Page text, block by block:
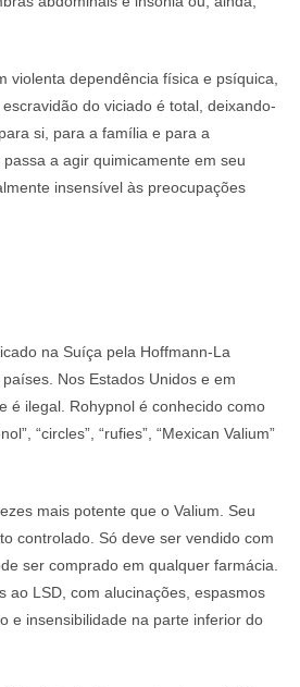
violenta dependência física e psíquica,
do viciado é total, deixando-
si, para a família e para a
a agir quimicamente em seu
insensível às preocupações
na Suíça pela Hoffmann-La
Nos Estados Unidos e em
é ilegal. Rohypnol é conhecido como
“circles”, “rufies”, “Mexican Valium”
mais potente que o Valium. Seu
controlado. Só deve ser vendido com
ser comprado em qualquer farmácia.
ao LSD, com alucinações, espasmos
e insensibilidade na parte inferior do